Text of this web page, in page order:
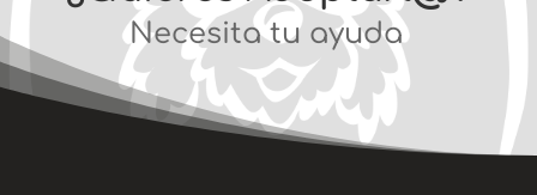
Necesita tu ayuda